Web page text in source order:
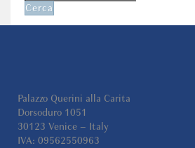
Cerca
Palazzo Querini alla Carita
Dorsoduro 1051
30123 Venice – Italy
IVA: 09562550963